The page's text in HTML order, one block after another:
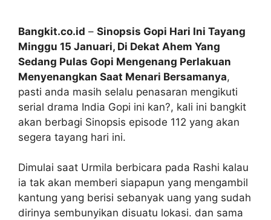
Bangkit.co.id – Sinopsis Gopi Hari Ini Tayang
Minggu 15 Januari, Di Dekat Ahem Yang
Sedang Pulas Gopi Mengenang Perlakuan
Menyenangkan Saat Menari Bersamanya,
pasti anda masih selalu penasaran mengikuti
serial drama India Gopi ini kan?, kali ini bangkit
akan berbagi Sinopsis episode 112 yang akan
segera tayang hari ini.
Dimulai saat Urmila berbicara pada Rashi kalau
ia tak akan memberi siapapun yang mengambil
kantung yang berisi sebanyak uang yang sudah
dirinya sembunyikan disuatu lokasi. dan sama